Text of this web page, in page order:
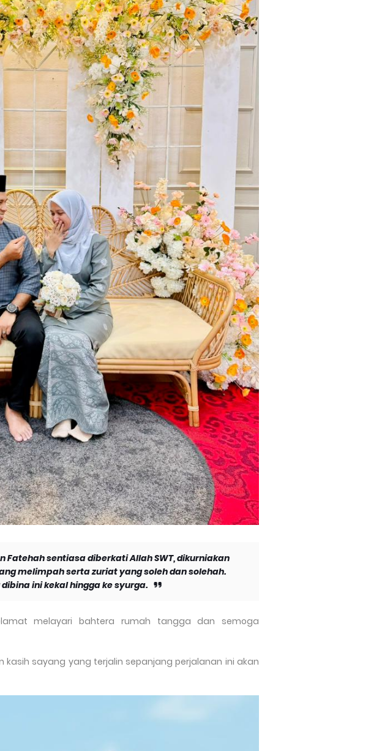
Fatehah sentiasa diberkati Allah SWT, dikurniakan
melimpah serta zuriat yang soleh dan solehah.
ini kekal hingga ke syurga.
melayari bahtera rumah tangga dan semoga
sayang yang terjalin sepanjang perjalanan ini akan